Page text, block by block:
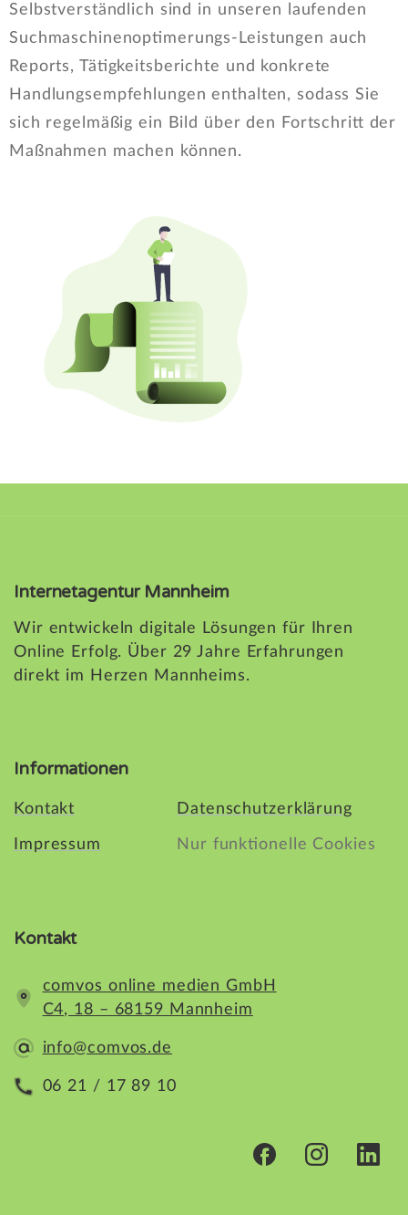
Selbstverständlich sind in unseren laufenden
Suchmaschinenoptimerungs-Leistungen auch
Reports, Tätigkeitsberichte und konkrete
Handlungsempfehlungen enthalten, sodass Sie
sich regelmäßig ein Bild über den Fortschritt der
Maßnahmen machen können.
Internetagentur Mannheim
Wir entwickeln digitale Lösungen für Ihren
Online Erfolg. Über 29 Jahre Erfahrungen
direkt im Herzen Mannheims.
Informationen
Kontakt
Impressum
Datenschutzerklärung
Nur funktionelle Cookies
Kontakt
comvos online medien GmbH
C4, 18 – 68159 Mannheim
info@comvos.de
06 21 / 17 89 10